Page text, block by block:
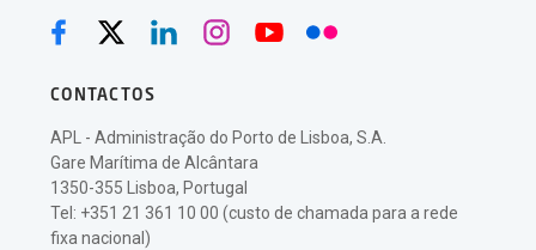
CONTACTOS
APL - Administração do Porto de Lisboa, S.A.
Gare Marítima de Alcântara
1350-355 Lisboa, Portugal
Tel: +351 21 361 10 00 (custo de chamada para a rede
fixa nacional)